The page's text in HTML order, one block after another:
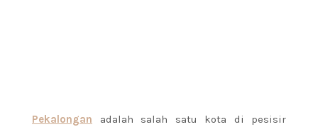
Pekalongan adalah salah satu kota di pesisir